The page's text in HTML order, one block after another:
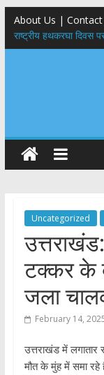
About Us |
राष्ट्रीय हथकरघा दिवस
कारीगरों को किया सम्मानित
मुख्यमंत्री ने उत्तराखण्ड
मुख्यमंत्री ने हर घर
प्रदेशवासियों से
नंदा की चौकी पुल
पर सख्त कार्रवाई
मुख्यमंत्री ने 9 लाख 87
की पेंशन राशि का किया
Uncategorized
टक्कर के
जला
February 14,
उत्तराखंड में
मौत के मुंह में समा रहे